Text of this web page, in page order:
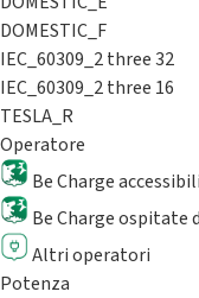
DOMESTIC_F
IEC_60309_2 three 32
IEC_60309_2 three 16
TESLA_R
Operatore
Be Charge
Be Charge ospitate
Altri operatori
Potenza